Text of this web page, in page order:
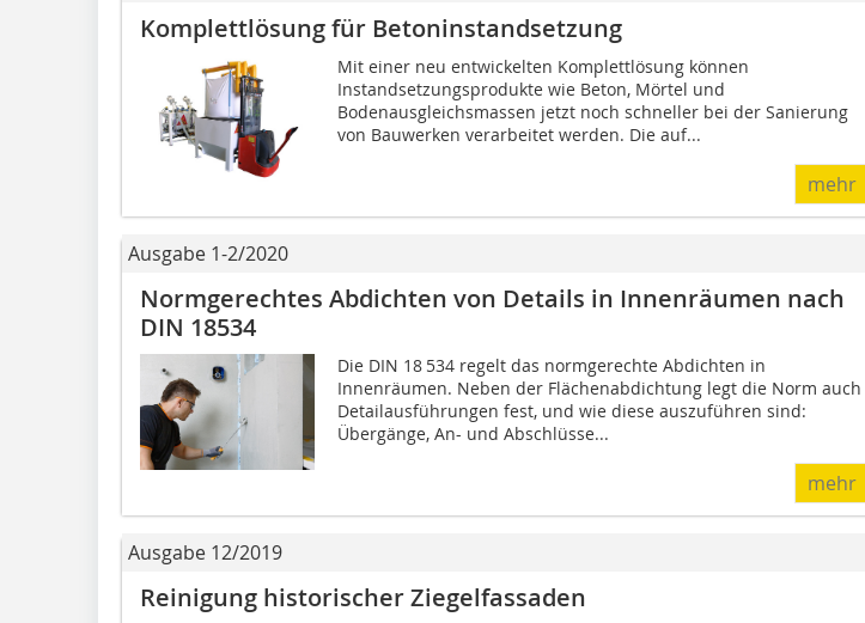
Komplettlösung für Betoninstandsetzung
Mit einer neu entwickelten Komplettlösung können
Instandsetzungsprodukte wie Beton, Mörtel und
Bodenausgleichsmassen jetzt noch schneller bei der Sanierung
von Bauwerken verarbeitet werden. Die auf...
mehr
Ausgabe 1-2/2020
Normgerechtes Abdichten von Details in Innenräumen nach
DIN 18534
Die DIN 18 534 regelt das normgerechte Abdichten in
Innenräumen. Neben der Flächenabdichtung legt die Norm auch
Detailausführungen fest, und wie diese auszuführen sind:
Übergänge, An- und Abschlüsse...
mehr
Ausgabe 12/2019
Reinigung historischer Ziegelfassaden